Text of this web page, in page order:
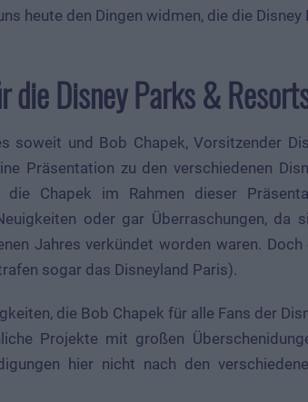
heute den Dingen widmen, die die
die Disney Parks &
soweit und Bob Chapek, Vorsitzender
Präsentation zu den verschiedenen
die Chapek im Rahmen dieser
oder gar Überraschungen,
Jahres verkündet worden waren.
sogar das Disneyland Paris).
die Bob Chapek für alle Fans der
Projekte mit großen
hier nicht nach den